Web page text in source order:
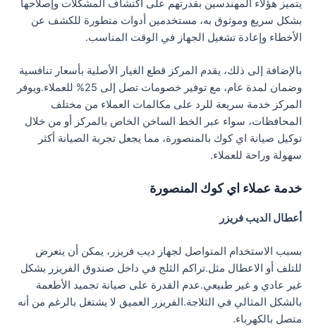
يتميز هؤلاء المهندسين بقدرتهم على اكتشاف المشكلات وإصلاحها
بشكل سريع وموثوق به، مستخدمين أدوات متطورة للكشف عن
الأخطاء وإعادة تشغيل الجهاز في الوقت المناسب.
بالإضافة إلى ذلك، يقدم المركز قطع الغيار الأصلية بأسعار تنافسية
وضمان لمدة عام، مع توفير خصومات تصل إلى 25% للعملاء.ويوفر
المركز خدمة سريعة للرد على مكالمات العملاء من مختلف
المحافظات، سواء عبر الخط الساخن الخاص بالمركز أو من خلال
توكيل صيانة اي كوك بالمنصورة، مما يجعل تجربة الصيانة أكثر
سهولة وراحة للعملاء.
خدمة عملاء اي كوك المنصورة
أعطال الديب فريزر
بسبب الاستخدام المتواصل لجهاز ديب فريزر، يمكن أن يتعرض
للتلف أو الاعطال مثل.تراكم الثلج في داخل صندوق الفريزر بشكل
غير عادي و غير طبيعي.عدم القدرة على صيانة تجميد الأطعمة
بالشكل المثالي في الثلاجة.الفريزر العميق لا يشتغل بالرغم من أنه
متصل بالكهرباء.